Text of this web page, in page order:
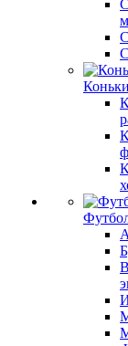
Коньки